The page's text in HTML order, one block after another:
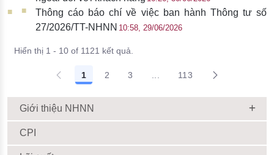
Thông cáo báo chí về việc ban hành Thông tư số
27/2026/TT-NHNN 10:58, 29/06/2026
Hiển thị 1 - 10 of 1121 kết quả.
1 2 3 113
Giới thiệu NHNN
CPI